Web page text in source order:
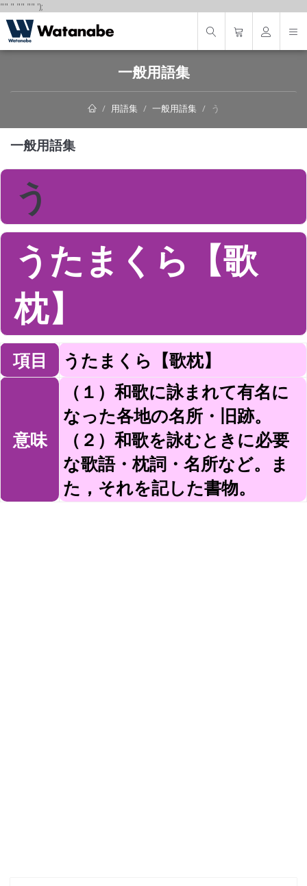
"" " "" "" ');
一般用語集
用語集 一般用語集 う
一般用語集
う
うたまくら【歌
枕】
項目 うたまくら【歌枕】
意味
（１）和歌に詠まれて有名に
なった各地の名所・旧跡。
（２）和歌を詠むときに必要
な歌語・枕詞・名所など。ま
た，それを記した書物。